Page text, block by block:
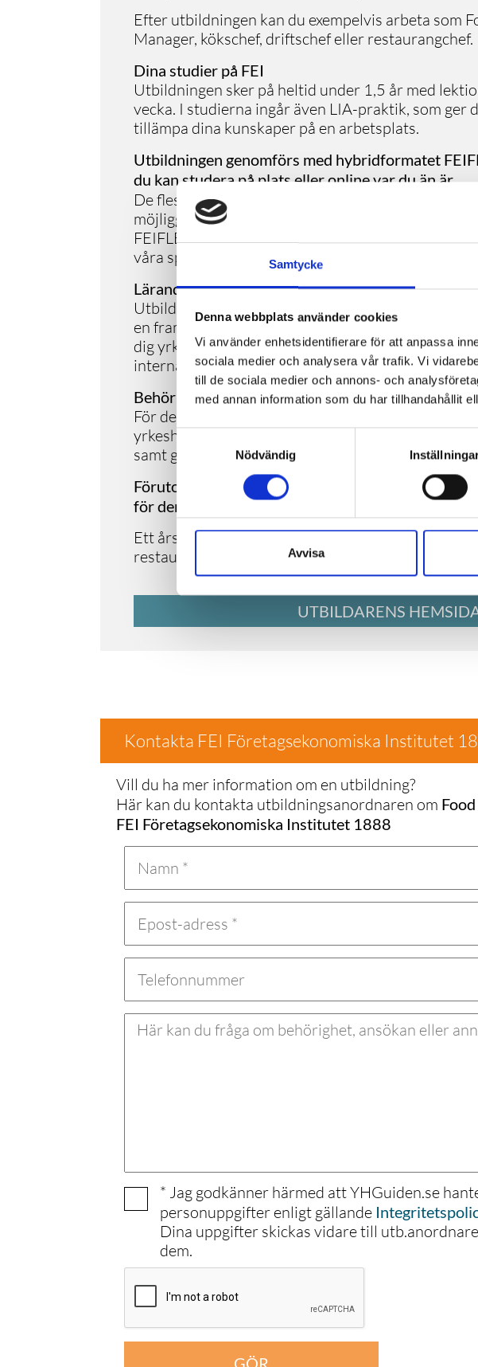
Samtycke
Denna webbplats använder cookies
Vi använder enhetsidentifierare för att anpassa
sociala medier och analysera vår trafik. Vi
till de sociala medier och annons- och
med annan information som du har tillhandahållit
Samtyckesval
Nödvändig
Avvisa
Efter utbildningen kan du exempelvis arbeta som
Manager, kökschef, driftschef eller restaurangchef.
Dina studier på FEI
Utbildningen sker på heltid under 1,5 år med
vecka. I studierna ingår även LIA-praktik, som ger
tillämpa dina kunskaper på en arbetsplats.
Utbildningen genomförs med hybridformatet
du kan studera på plats eller online var du än är.
De flesta YH-utbildningar genomförs med
möjliggör att du kan delta på plats och på distans.
FEIFLEX-teknik får du den bästa
våra specialutrustade lokaler på attraktiva
Lärande i arbete – LIA
Utbildningen består till 16 veckor av LIA-praktik,
en framgångsfaktor som ger dig tillfälle att tillämpa
dig yrket på en arbetsplats. FEI:s goda rykte inom
internationella nätverk ger dig en stor fördel när
Behörighet
För denna YH-utbildning krävs grundläggande
yrkeshögskolan. Det innebär avslutad
samt goda kunskaper i svenska.
Förutom grundläggande behörigheter så krävs det
för denna utbildning:
Ett års yrkeserfarenhet av att ha jobbat inom
restaurangbranschen eller motsvarande erfarenhet.
UTBILDARENS
Kontakta FEI Företagsekonomiska Institutet
Vill du ha mer information om en utbildning?
Här kan du kontakta utbildningsanordnaren om
FEI Företagsekonomiska Institutet 1888
* Jag godkänner härmed att YHGuiden.se
personuppgifter enligt gällande
Dina uppgifter skickas vidare till
dem.
GÖR